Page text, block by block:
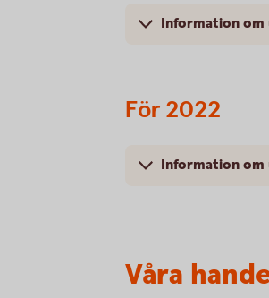
Information
För 2022
Information
Våra